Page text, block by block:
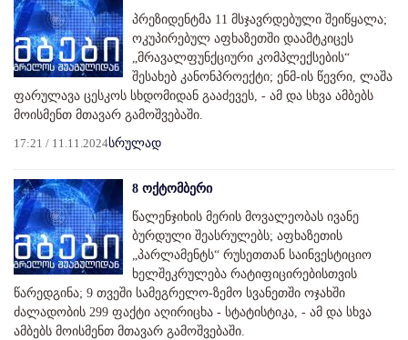
პრეზიდენტმა 11 მსჯავრდებული შეიწყალა;
ოკუპირებულ აფხაზეთში დაამტკიცეს
„მრავალფუნქციური კომპლექსების“
შესახებ კანონპროექტი; ენმ-ის წევრი, ლაშა
ფარულავა ცესკოს სხდომიდან გააძევეს, - ამ და სხვა ამბებს
მოისმენთ მთავარ გამოშვებაში.
17:21 / 11.11.2024სრულად
8 ოქტომბერი
წალენჯიხის მერის მოვალეობას ივანე
ბურდული შეასრულებს; აფხაზეთის
„პარლამენტს“ რუსეთთან საინვესტიციო
ხელშეკრულება რატიფიცირებისთვის
წარედგინა; 9 თვეში სამეგრელო-ზემო სვანეთში ოჯახში
ძალადობის 299 ფაქტი აღირიცხა - სტატისტიკა, - ამ და სხვა
ამბებს მოისმენთ მთავარ გამოშვებაში.